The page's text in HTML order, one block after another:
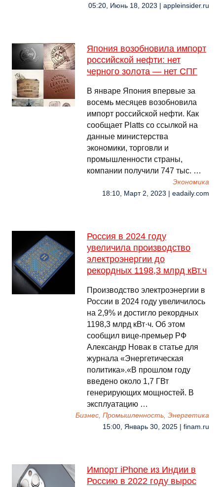
05:20, Июнь 18, 2023 | appleinsider.ru
Япония возобновила импорт
российской нефти: нет
черного золота — нет СПГ
В январе Япония впервые за
восемь месяцев возобновила
импорт российской нефти. Как
сообщает Platts со ссылкой на
данные министерства
экономики, торговли и
промышленности страны,
компании получили 747 тыс. …
Экономика
18:10, Март 2, 2023 | eadaily.com
Россия в 2024 году
увеличила производство
электроэнергии до
рекордных 1198,3 млрд кВт.ч
Производство электроэнергии в
России в 2024 году увеличилось
на 2,9% и достигло рекордных
1198,3 млрд кВт·ч. Об этом
сообщил вице-премьер РФ
Александр Новак в статье для
журнала «Энергетическая
политика».«В прошлом году
введено около 1,7 ГВт
генерирующих мощностей. В
эксплуатацию …
Бизнес, Промышленность, Энергетика
15:00, Январь 30, 2025 | finam.ru
Импорт iPhone из Индии в
Россию в 2022 году вырос